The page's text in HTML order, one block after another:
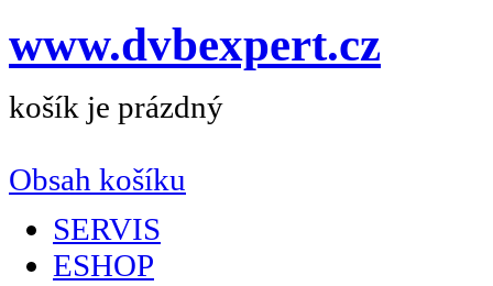
www.dvbexpert.cz
košík je prázdný
Obsah košíku
SERVIS
ESHOP